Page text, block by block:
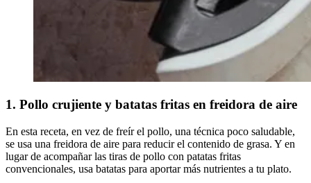
1. Pollo crujiente y batatas fritas en freidora de aire
En esta receta, en vez de freír el pollo, una técnica poco saludable,
se usa una freidora de aire para reducir el contenido de grasa. Y en
lugar de acompañar las tiras de pollo con patatas fritas
convencionales, usa batatas para aportar más nutrientes a tu plato.